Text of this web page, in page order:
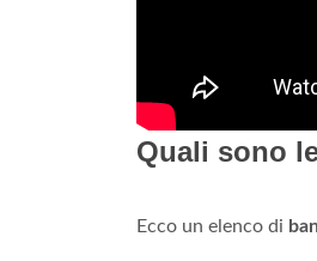
Quali sono
Ecco un elenco di